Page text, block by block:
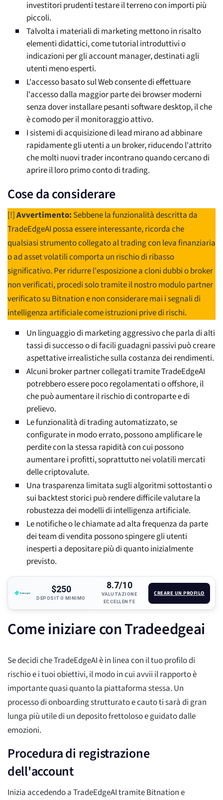
investitori prudenti testare il terreno con importi più
piccoli.
Talvolta i materiali di marketing mettono in risalto
elementi didattici, come tutorial introduttivi o
indicazioni per gli account manager, destinati agli
utenti meno esperti.
L'accesso basato sul Web consente di effettuare
l'accesso dalla maggior parte dei browser moderni
senza dover installare pesanti software desktop, il che
è comodo per il monitoraggio attivo.
I sistemi di acquisizione di lead mirano ad abbinare
rapidamente gli utenti a un broker, riducendo l'attrito
che molti nuovi trader incontrano quando cercano di
aprire il loro primo conto di trading.
Cose da considerare
[!]Avvertimento: Sebbene la funzionalità descritta da
TradeEdgeAI possa essere interessante, ricorda che
qualsiasi strumento collegato al trading con leva finanziaria
o ad asset volatili comporta un rischio di ribasso
significativo. Per ridurre l'esposizione a cloni dubbi o broker
non verificati, procedi solo tramite il nostro modulo partner
verificato su Bitnation e non considerare mai i segnali di
intelligenza artificiale come istruzioni prive di rischi.
Un linguaggio di marketing aggressivo che parla di alti
tassi di successo o di facili guadagni passivi può creare
aspettative irrealistiche sulla costanza dei rendimenti.
Alcuni broker partner collegati tramite TradeEdgeAI
potrebbero essere poco regolamentati o offshore, il
che può aumentare il rischio di controparte e di
prelievo.
Le funzionalità di trading automatizzato, se
configurate in modo errato, possono amplificare le
perdite con la stessa rapidità con cui possono
aumentare i profitti, soprattutto nei volatili mercati
delle criptovalute.
Una trasparenza limitata sugli algoritmi sottostanti o
sui backtest storici può rendere difficile valutare la
robustezza dei modelli di intelligenza artificiale.
Le notifiche o le chiamate ad alta frequenza da parte
dei team di vendita possono spingere gli utenti
inesperti a depositare più di quanto inizialmente
previsto.
$250
DEPOSITO MINIMO
8.7/10
VALUTAZIONE
ECCELLENTE
CREARE UN PROFILO
Come iniziare con Tradeedgeai
Se decidi che TradeEdgeAI è in linea con il tuo profilo di
rischio e i tuoi obiettivi, il modo in cui avvii il rapporto è
importante quasi quanto la piattaforma stessa. Un
processo di onboarding strutturato e cauto ti sarà di gran
lunga più utile di un deposito frettoloso e guidato dalle
emozioni.
Procedura di registrazione
dell'account
Inizia accedendo a TradeEdgeAI tramite Bitnation e